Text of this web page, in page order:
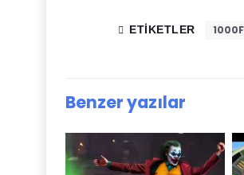
ETIKETLER
Benzer yazılar